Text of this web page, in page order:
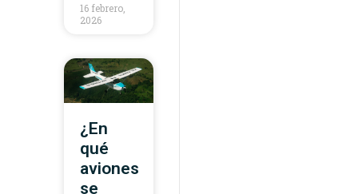
16 febrero,
2026
¿En
qué
aviones
se